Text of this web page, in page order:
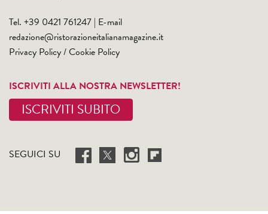
Tel. +39 0421 761247 | E-mail
redazione@ristorazioneitalianamagazine.it
Privacy Policy/Cookie Policy
ISCRIVITI ALLA NOSTRA NEWSLETTER!
ISCRIVITI SUBITO
SEGUICI SU